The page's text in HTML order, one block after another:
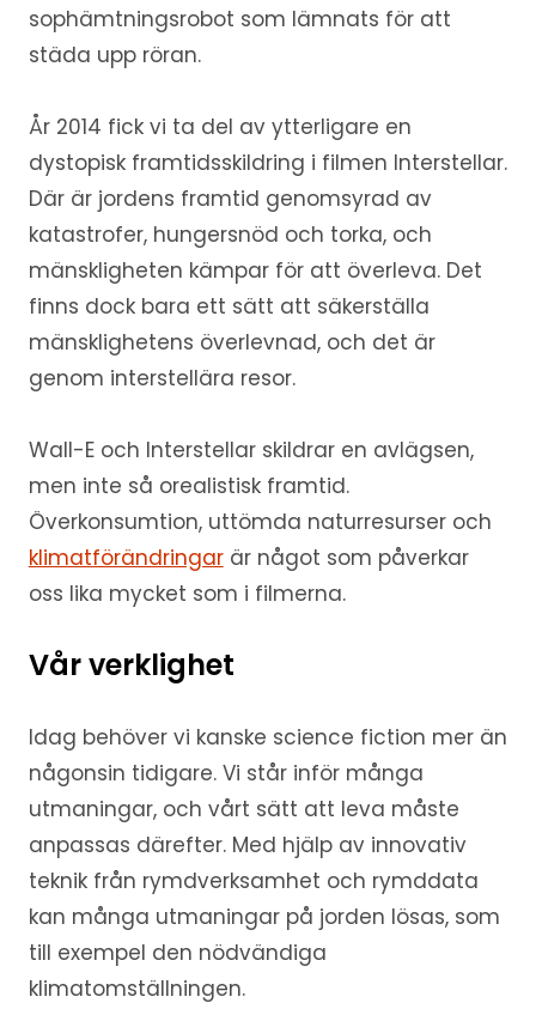
sophämtningsrobot som lämnats för att
städa upp röran.
År 2014 fick vi ta del av ytterligare en
dystopisk framtidsskildring i filmen Interstellar.
Där är jordens framtid genomsyrad av
katastrofer, hungersnöd och torka, och
mänskligheten kämpar för att överleva. Det
finns dock bara ett sätt att säkerställa
mänsklighetens överlevnad, och det är
genom interstellära resor.
Wall-E och Interstellar skildrar en avlägsen,
men inte så orealistisk framtid.
Överkonsumtion, uttömda naturresurser och
klimatförändringarär något som påverkar
oss lika mycket som i filmerna.
Vår verklighet
Idag behöver vi kanske science fiction mer än
någonsin tidigare. Vi står inför många
utmaningar, och vårt sätt att leva måste
anpassas därefter. Med hjälp av innovativ
teknik från rymdverksamhet och rymddata
kan många utmaningar på jorden lösas, som
till exempel den nödvändiga
klimatomställningen.